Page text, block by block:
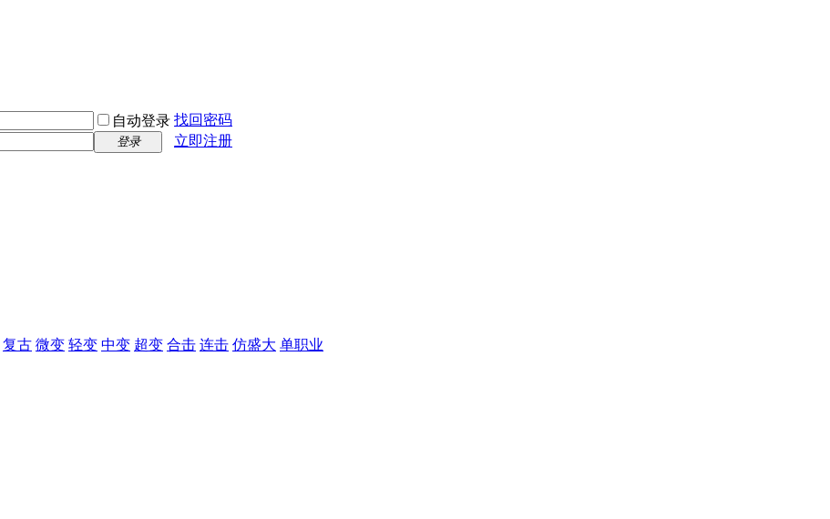
自动登录 找回密码
登录
立即注册
复古 微变 轻变 中变 超变 合击 连击 仿盛大 单职业